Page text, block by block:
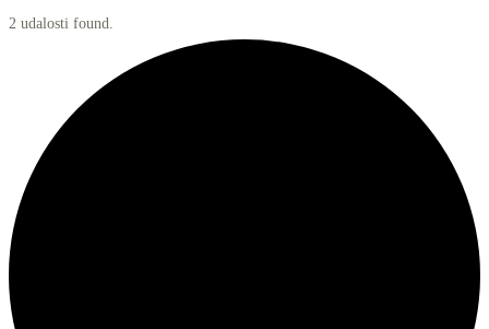
2 udalosti found.